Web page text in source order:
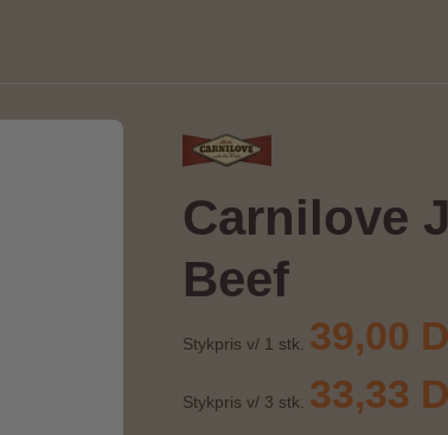
Carnilove
Beef
Stykpris v/ 1 stk. 39,00
Stykpris v/ 3 stk. 33,33